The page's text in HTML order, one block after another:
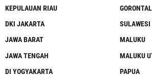
KEPULAUAN RIAU
DKI JAKARTA
JAWA BARAT
JAWA TENGAH
DI YOGYAKARTA
MALUKU
MALUKU
PAPUA